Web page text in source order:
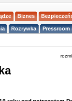
Biznes
Rozrywka Pressroom